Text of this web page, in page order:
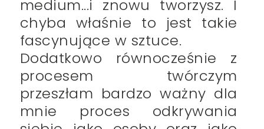
medium...i znowu tworzysz. I
chyba właśnie to jest takie
fascynujące w sztuce.
Dodatkowo równocześnie z
procesem twórczym
przeszłam bardzo ważny dla
mnie proces odkrywania